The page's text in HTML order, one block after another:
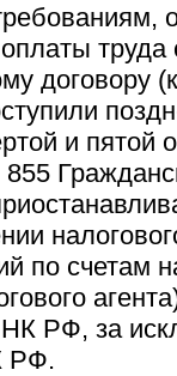
договору
и пятой
по счетам
НК РФ, за
РФ.